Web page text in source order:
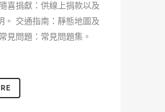
喜捐獻：供線上捐款以及
。 交通指南：靜態地圖及
見問題：常見問題集。